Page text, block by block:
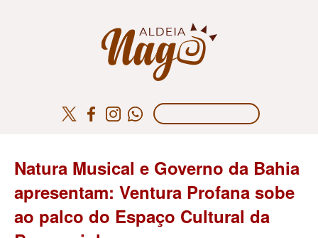
Natura Musical e Governo da Bahia
apresentam: Ventura Profana sobe
ao palco do Espaço Cultural da